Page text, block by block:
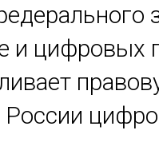
и цифровых